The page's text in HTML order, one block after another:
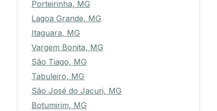
Porteirinha, MG
Lagoa Grande, MG
Itaguara, MG
Vargem Bonita, MG
São Tiago, MG
Tabuleiro, MG
São José do Jacuri, MG
Botumirim, MG